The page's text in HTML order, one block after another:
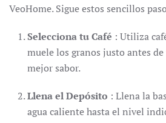
VeoHome. Sigue estos sencillos
Selecciona tu Café : Utiliza
muele los granos justo antes
mejor sabor.
Llena el Depósito : Llena la
agua caliente hasta el nivel